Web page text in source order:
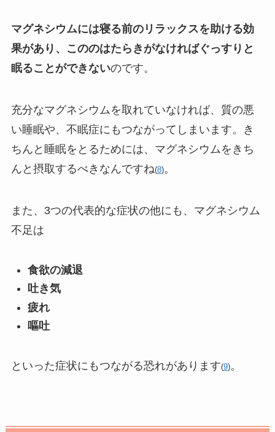
マグネシウムには寝る前のリラックスを助ける効
果があり、こののはたらきがなければぐっすりと
眠ることができないのです。
充分なマグネシウムを取れていなければ、質の悪
い睡眠や、不眠症にもつながってしまいます。き
ちんと睡眠をとるためには、マグネシウムをきち
んと摂取するべきなんですね(8)。
また、3つの代表的な症状の他にも、マグネシウム
不足は
食欲の減退
吐き気
疲れ
嘔吐
といった症状にもつながる恐れがあります(9)。